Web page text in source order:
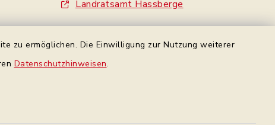
zu ermöglichen. Die Einwilligung zur Nutzung weiterer
Datenschutzhinweisen.
- 0
Landratsamt Hassberge
Standesamt Haßfurt